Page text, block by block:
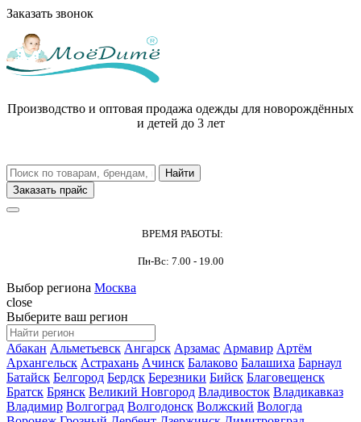
Заказать звонок
Производство и оптовая продажа одежды для новорождённых
и детей до 3 лет
Заказать прайс
ВРЕМЯ РАБОТЫ:
Пн-Вс: 7.00 - 19.00
Выбор региона Москва
close
Выберите ваш регион
Абакан Альметьевск Ангарск Арзамас Армавир Артём
Архангельск Астрахань Ачинск Балаково Балашиха Барнаул
Батайск Белгород Бердск Березники Бийск Благовещенск
Братск Брянск Великий Новгород Владивосток Владикавказ
Владимир Волгоград Волгодонск Волжский Вологда